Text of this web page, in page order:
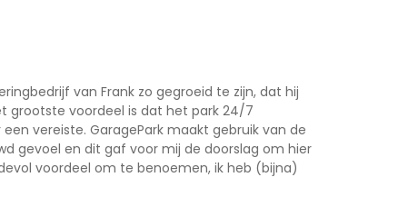
van Frank zo gegroeid te zijn, dat hij
grootste voordeel is dat het park 24/7
vereiste. GaragePark maakt gebruik van de
gevoel en dit gaf voor mij de doorslag om hier
voordeel om te benoemen, ik heb (bijna)